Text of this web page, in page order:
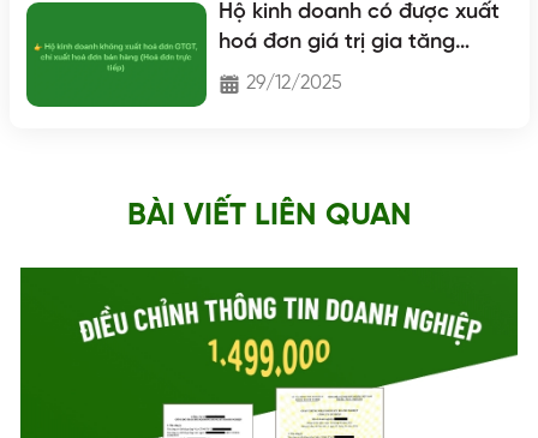
Hộ kinh doanh có được xuất
hoá đơn giá trị gia tăng
không?
29/12/2025
BÀI VIẾT LIÊN QUAN